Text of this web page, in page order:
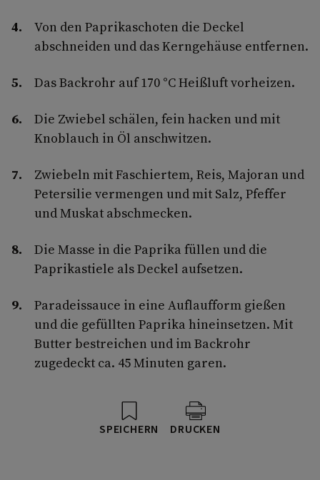
Von den Paprikaschoten die Deckel
abschneiden und das Kerngehäuse entfernen.
Das Backrohr auf 170 °C Heißluft vorheizen.
Die Zwiebel schälen, fein hacken und mit
Knoblauch in Öl anschwitzen.
Zwiebeln mit Faschiertem, Reis, Majoran und
Petersilie vermengen und mit Salz, Pfeffer
und Muskat abschmecken.
Die Masse in die Paprika füllen und die
Paprikastiele als Deckel aufsetzen.
Paradeissauce in eine Auflaufform gießen
und die gefüllten Paprika hineinsetzen. Mit
Butter bestreichen und im Backrohr
zugedeckt ca. 45 Minuten garen.
SPEICHERN DRUCKEN